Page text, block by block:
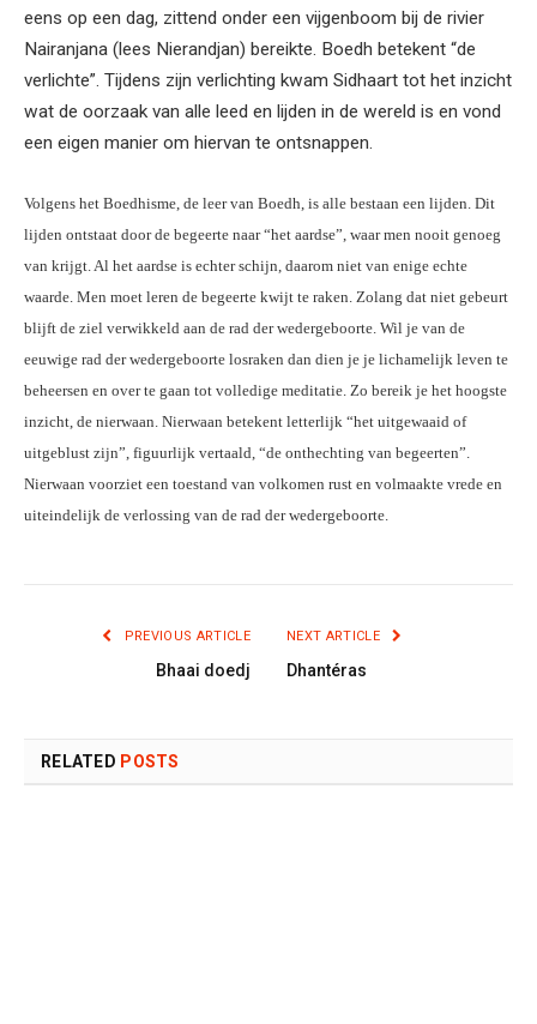
eens op een dag, zittend onder een vijgenboom bij de rivier
Nairanjana (lees Nierandjan) bereikte. Boedh betekent “de
verlichte”. Tijdens zijn verlichting kwam Sidhaart tot het inzicht
wat de oorzaak van alle leed en lijden in de wereld is en vond
een eigen manier om hiervan te ontsnappen.
Volgens het Boedhisme, de leer van Boedh, is alle bestaan een lijden. Dit
lijden ontstaat door de begeerte naar “het aardse”, waar men nooit genoeg
van krijgt. Al het aardse is echter schijn, daarom niet van enige echte
waarde. Men moet leren de begeerte kwijt te raken. Zolang dat niet gebeurt
blijft de ziel verwikkeld aan de rad der wedergeboorte. Wil je van de
eeuwige rad der wedergeboorte losraken dan dien je je lichamelijk leven te
beheersen en over te gaan tot volledige meditatie. Zo bereik je het hoogste
inzicht, de nierwaan. Nierwaan betekent letterlijk “het uitgewaaid of
uitgeblust zijn”, figuurlijk vertaald, “de onthechting van begeerten”.
Nierwaan voorziet een toestand van volkomen rust en volmaakte vrede en
uiteindelijk de verlossing van de rad der wedergeboorte.
PREVIOUS ARTICLE
Bhaai doedj
NEXT ARTICLE
Dhantéras
RELATED POSTS